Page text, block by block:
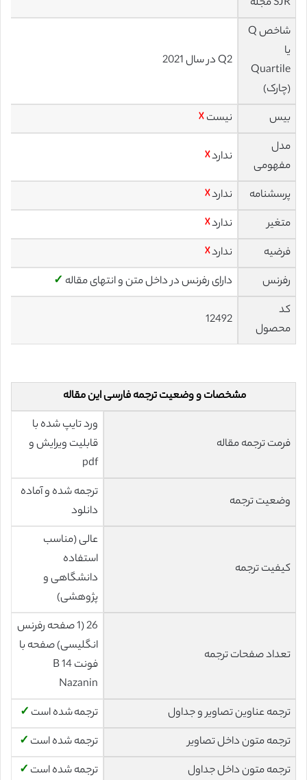
شاخص Q
یا
Quartile
(چارک)
Q2 در سال 2021
بیس نیست☓
مدل
مفهومی
ندارد☓
پرسشنامه ندارد☓
متغیر
ندارد☓
فرضیه
ندارد☓
رفرنس
دارای رفرنس در داخل متن و انتهای مقاله ✓
کد
محصول
12492
مشخصات و وضعیت ترجمه فارسی این مقاله
فرمت ترجمه مقاله
ورد تایپ شده با
قابلیت ویرایش و
pdf
وضعیت ترجمه
ترجمه شده و آماده
دانلود
کیفیت ترجمه
عالی (مناسب
استفاده
دانشگاهی و
پژوهشی)
تعداد صفحات ترجمه
26 (1 صفحه رفرنس
انگلیسی) صفحه با
فونت 14 B
Nazanin
ترجمه عناوین تصاویر و جداول
ترجمه شده است ✓
ترجمه متون داخل تصاویر
ترجمه شده است ✓
ترجمه متون داخل جداول
ترجمه شده است ✓